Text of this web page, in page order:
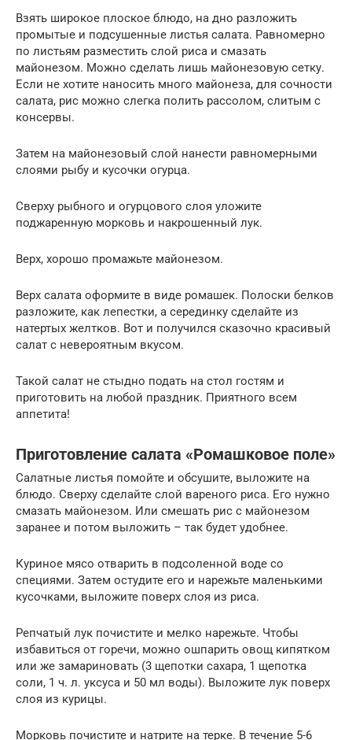
Взять широкое плоское блюдо, на дно разложить
промытые и подсушенные листья салата. Равномерно
по листьям разместить слой риса и смазать
майонезом. Можно сделать лишь майонезовую сетку.
Если не хотите наносить много майонеза, для сочности
салата, рис можно слегка полить рассолом, слитым с
консервы.
Затем на майонезовый слой нанести равномерными
слоями рыбу и кусочки огурца.
Сверху рыбного и огурцового слоя уложите
поджаренную морковь и накрошенный лук.
Верх, хорошо промажьте майонезом.
Верх салата оформите в виде ромашек. Полоски белков
разложите, как лепестки, а серединку сделайте из
натертых желтков. Вот и получился сказочно красивый
салат с невероятным вкусом.
Такой салат не стыдно подать на стол гостям и
приготовить на любой праздник. Приятного всем
аппетита!
Приготовление салата «Ромашковое поле»
Салатные листья помойте и обсушите, выложите на
блюдо. Сверху сделайте слой вареного риса. Его нужно
смазать майонезом. Или смешать рис с майонезом
заранее и потом выложить – так будет удобнее.
Куриное мясо отварить в подсоленной воде со
специями. Затем остудите его и нарежьте маленькими
кусочками, выложите поверх слоя из риса.
Репчатый лук почистите и мелко нарежьте. Чтобы
избавиться от горечи, можно ошпарить овощ кипятком
или же замариновать (3 щепотки сахара, 1 щепотка
соли, 1 ч. л. уксуса и 50 мл воды). Выложите лук поверх
слоя из курицы.
Морковь почистите и натрите на терке. В течение 5-6